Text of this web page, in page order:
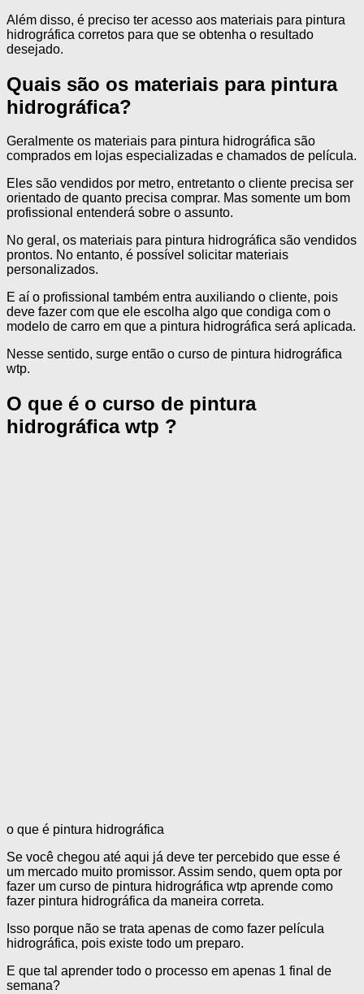
Além disso, é preciso ter acesso aos materiais para pintura
hidrográfica corretos para que se obtenha o resultado
desejado.
Quais são os materiais para pintura
hidrográfica?
Geralmente os materiais para pintura hidrográfica são
comprados em lojas especializadas e chamados de película.
Eles são vendidos por metro, entretanto o cliente precisa ser
orientado de quanto precisa comprar. Mas somente um bom
profissional entenderá sobre o assunto.
No geral, os materiais para pintura hidrográfica são vendidos
prontos. No entanto, é possível solicitar materiais
personalizados.
E aí o profissional também entra auxiliando o cliente, pois
deve fazer com que ele escolha algo que condiga com o
modelo de carro em que a pintura hidrográfica será aplicada.
Nesse sentido, surge então o curso de pintura hidrográfica
wtp.
O que é o curso de pintura
hidrográfica wtp ?
o que é pintura hidrográfica
Se você chegou até aqui já deve ter percebido que esse é
um mercado muito promissor. Assim sendo, quem opta por
fazer um curso de pintura hidrográfica wtp aprende como
fazer pintura hidrográfica da maneira correta.
Isso porque não se trata apenas de como fazer película
hidrográfica, pois existe todo um preparo.
E que tal aprender todo o processo em apenas 1 final de
semana?